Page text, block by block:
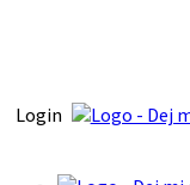
Login